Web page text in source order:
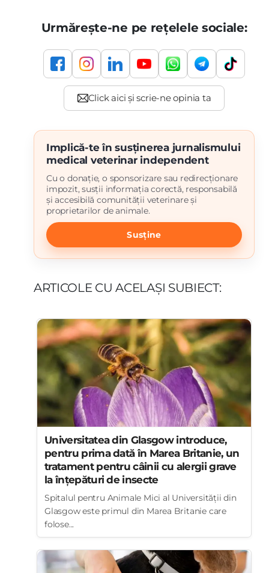
Urmărește-ne pe rețelele sociale:
Implică-te în susținerea jurnalismului
medical veterinar independent
Cu o donație, o sponsorizare sau redirecționare
impozit, susții informația corectă, responsabilă
și accesibilă comunității veterinare și
proprietarilor de animale.
Susține
ARTICOLE CU ACELAȘI SUBIECT:
Universitatea din Glasgow introduce,
pentru prima dată în Marea Britanie, un
tratament pentru câinii cu alergii grave
la înțepături de insecte
Spitalul pentru Animale Mici al Universității din
Glasgow este primul din Marea Britanie care
folose...